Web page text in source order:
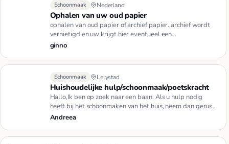
Schoonmaak Nederland
Ophalen van uw oud papier
ophalen van oud papier of archief papier. archief wordt
vernietigd en uw krijgt hier eventueel een
vernietigingsbewijs v…
ginno
Schoonmaak Lelystad
Huishoudelijke hulp/schoonmaak/poetskracht
Hallo,Ik ben op zoek naar een baan. Als u hulp nodig
heeft bij het schoonmaken van het huis, neem dan gerust
contact met…
Andreea